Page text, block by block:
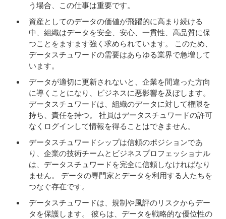
う場合、この仕事は重要です。
資産としてのデータの価値が飛躍的に高まり続ける
中、組織はデータを安全、安心、一貫性、高品質に保
つことをますます強く求められています。 このため、
データスチュワードの需要はあらゆる業界で急増して
います。
データが適切に更新されないと、企業を間違った方向
に導くことになり、ビジネスに悪影響を及ぼします。
データスチュワードは、組織のデータに対して権限を
持ち、責任を持つ。 社員はデータスチュワードの許可
なくログインして情報を得ることはできません。
データスチュワードシップは信頼のポジションであ
り、企業の技術チームとビジネスプロフェッショナル
は、データスチュワードを完全に信頼しなければなり
ません。 データの専門家とデータを利用する人たちを
つなぐ存在です。
データスチュワードは、規制や風評のリスクからデー
タを保護します。 彼らは、データを戦略的な優位性の